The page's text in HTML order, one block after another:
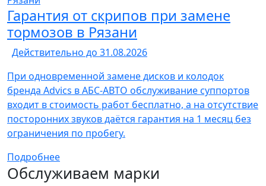
Гарантия от скрипов при замене
тормозов в Рязани
Действительно до 31.08.2026
При одновременной замене дисков и колодок
бренда Advics в АБС-АВТО обслуживание суппортов
входит в стоимость работ бесплатно, а на отсутствие
посторонних звуков даётся гарантия на 1 месяц без
ограничения по пробегу.
Подробнее
Обслуживаем марки